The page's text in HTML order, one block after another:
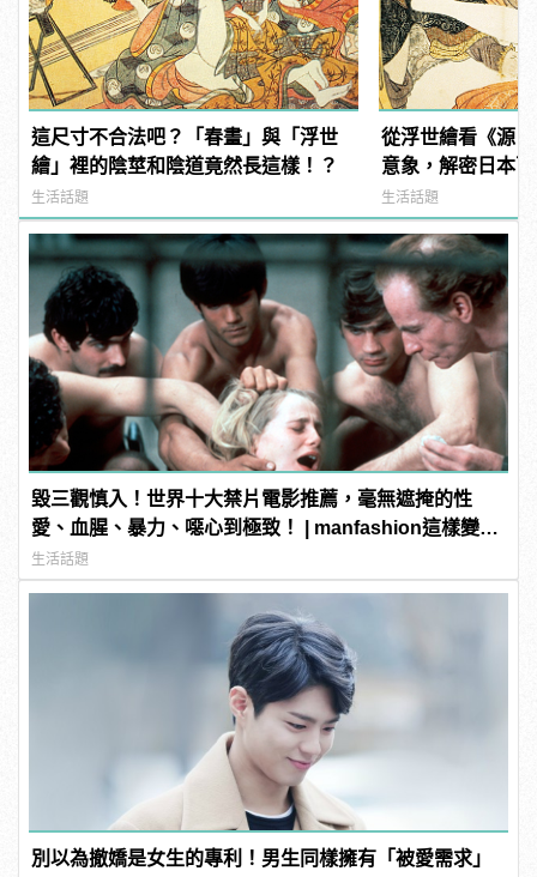
這尺寸不合法吧？「春畫」與「浮世
繪」裡的陰莖和陰道竟然長這樣！？
生活話題
從浮世繪看《源
意象，解密日本
生活話題
毀三觀慎入！世界十大禁片電影推薦，毫無遮掩的性
愛、血腥、暴力、噁心到極致！ | manfashion這樣變型
男
生活話題
別以為撤嬌是女生的專利！男生同樣擁有「被愛需求」